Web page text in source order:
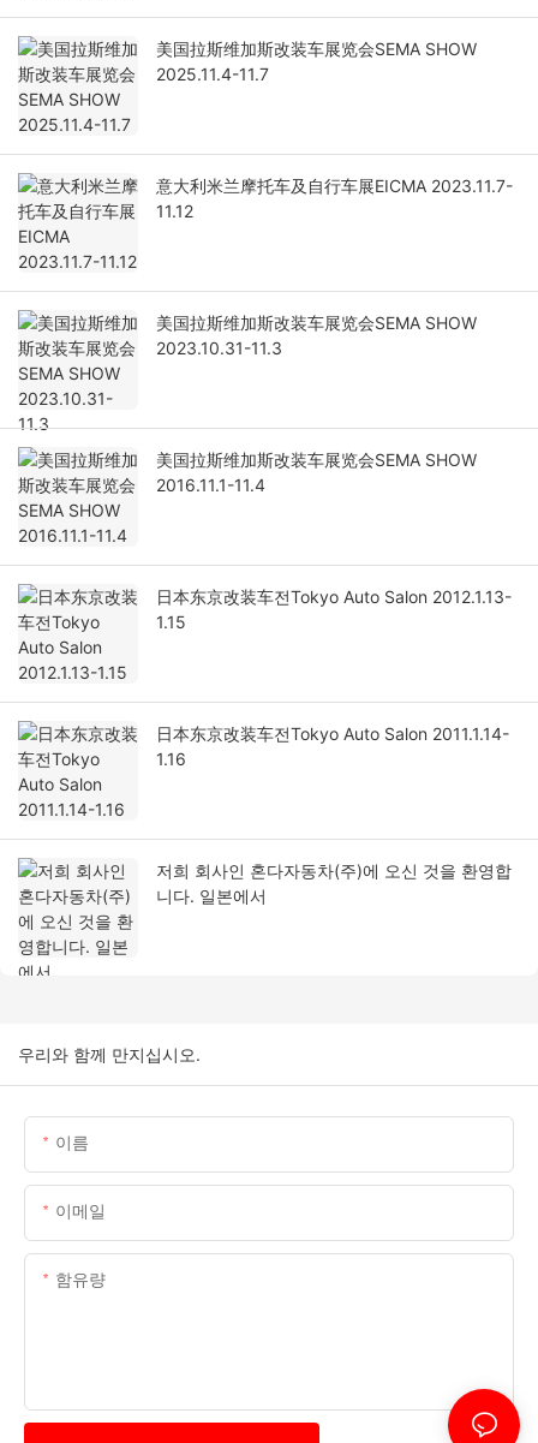
美国拉斯维加斯改装车展览会SEMA SHOW
2025.11.4-11.7
意大利米兰摩托车及自行车展EICMA 2023.11.7-
11.12
美国拉斯维加斯改装车展览会SEMA SHOW
2023.10.31-11.3
美国拉斯维加斯改装车展览会SEMA SHOW
2016.11.1-11.4
日本东京改装车전Tokyo Auto Salon 2012.1.13-
1.15
日本东京改装车전Tokyo Auto Salon 2011.1.14-
1.16
저희 회사인 혼다자동차(주)에 오신 것을 환영합
니다. 일본에서
우리와 함께 만지십시오.
이름
이메일
함유량